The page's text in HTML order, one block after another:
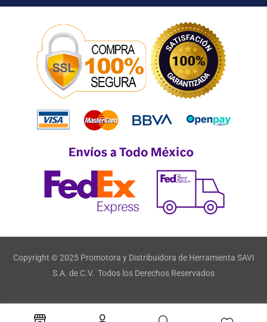
Copyright © 2025 Promotora y Distribuidora de Herramienta SAVI
S.A. de C.V. Todos los Derechos Reservados